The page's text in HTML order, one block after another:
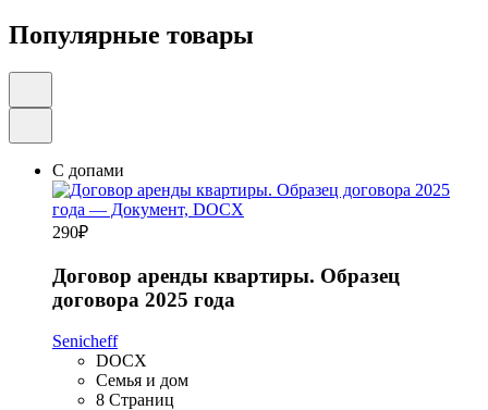
Популярные товары
С допами
290₽
Договор аренды квартиры. Образец
договора 2025 года
Senicheff
DOCX
Семья и дом
8 Страниц